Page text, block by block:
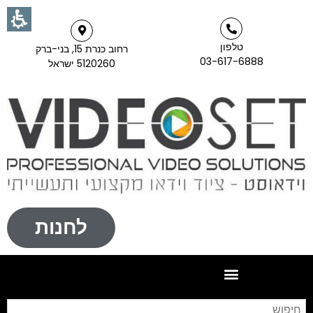
טלפון
03-617-6888
רחוב כנרת 15, בני-ברק
5120260 ישראל
לחנות